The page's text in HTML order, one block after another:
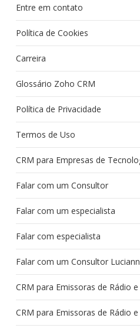
Entre em contato
Política de Cookies
Carreira
Glossário Zoho CRM
Política de Privacidade
Termos de Uso
CRM para Empresas de
Falar com um Consultor
Falar com um especialista
Falar com especialista
Falar com um Consultor
CRM para Emissoras de Rádio
CRM para Emissoras de Rádio